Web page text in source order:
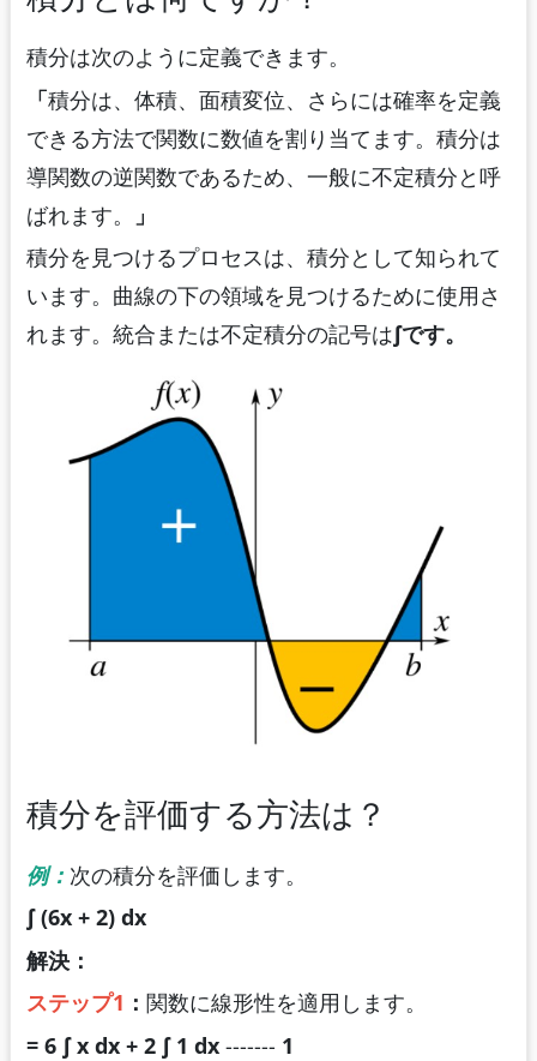
積分は次のように定義できます。
「積分は、体積、面積変位、さらには確率を定義
できる方法で関数に数値を割り当てます。積分は
導関数の逆関数であるため、一般に不定積分と呼
ばれます。
」
積分を見つけるプロセスは、積分として知られて
います。曲線の下の領域を見つけるために使用さ
れます。統合または不定積分の記号は∫です。
積分を評価する方法は？
例： 次の積分を評価します。
∫ (6x + 2) dx
解決：
ステップ1 ： 関数に線形性を適用します。
= 6 ∫ x dx + 2 ∫ 1 dx ------- 1